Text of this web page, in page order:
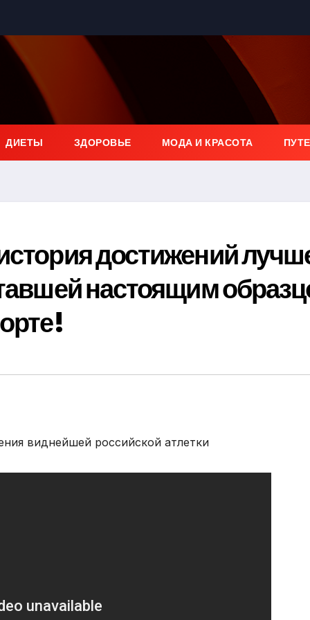
ДИЕТЫ ЗДОРОВЬЕ МОДА И КРАСОТА
достижений
настоящим